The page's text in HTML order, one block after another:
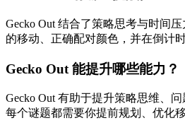
Gecko Out 结合了策略思考与时间
的移动、正确配对颜色，并在倒计
Gecko Out 能提升哪些能力？
Gecko Out 有助于提升策略思维、
每个谜题都需要你提前规划、优化移